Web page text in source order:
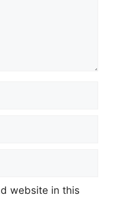
website in this